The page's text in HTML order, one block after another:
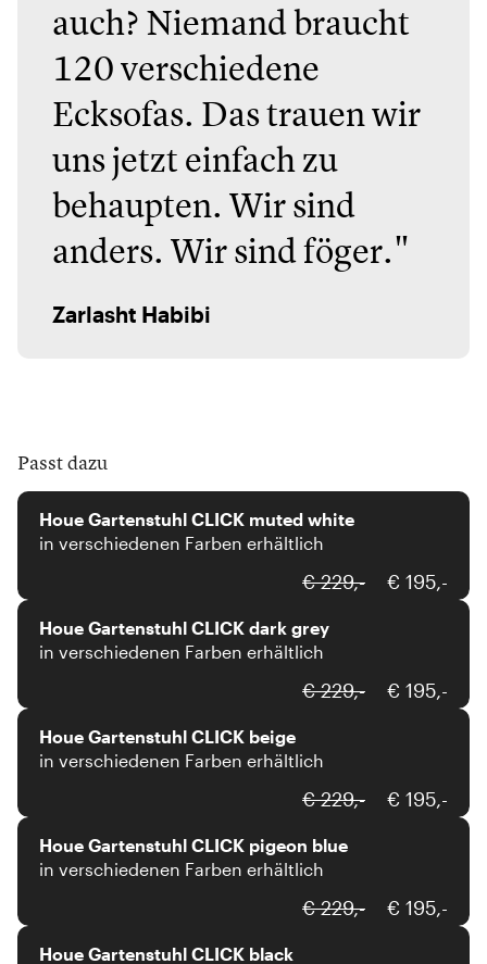
auch? Niemand braucht
120 verschiedene
Ecksofas. Das trauen wir
uns jetzt einfach zu
behaupten. Wir sind
anders. Wir sind föger."
Zarlasht Habibi
Passt dazu
Houe Gartenstuhl CLICK muted white
in verschiedenen Farben erhältlich
€ 229,- € 195,-
Houe
Houe Gartenstuhl CLICK dark grey
in verschiedenen Farben erhältlich
€ 229,- € 195,-
Houe
Houe Gartenstuhl CLICK beige
in verschiedenen Farben erhältlich
€ 229,- € 195,-
Houe
Houe Gartenstuhl CLICK pigeon blue
in verschiedenen Farben erhältlich
€ 229,- € 195,-
Houe
Houe Gartenstuhl CLICK black